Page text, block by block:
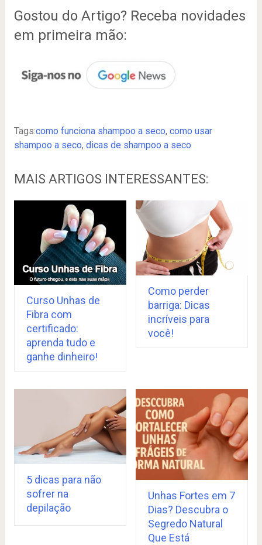
Gostou do Artigo? Receba novidades
em primeira mão:
Tags:como funciona shampoo a seco, como usar
shampoo a seco, dicas de shampoo a seco
MAIS ARTIGOS INTERESSANTES:
Curso Unhas de
Fibra com
certificado:
aprenda tudo e
ganhe dinheiro!
Como perder
barriga: Dicas
incríveis para
você!
5 dicas para não
sofrer na
depilação
Unhas Fortes em 7
Dias? Descubra o
Segredo Natural
Que Está